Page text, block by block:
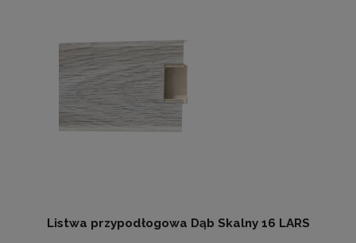
Listwa przypodłogowa Dąb Skalny 16 LARS